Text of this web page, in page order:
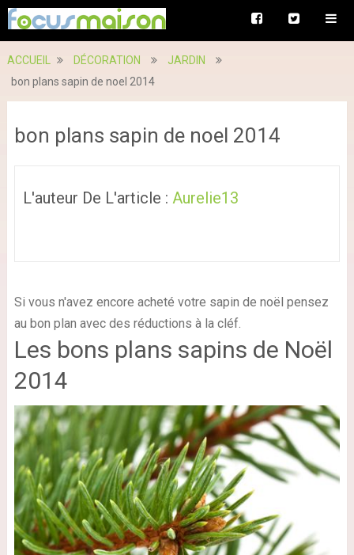
ACCUEIL DÉCORATION
JARDIN
bon plans sapin de noel 2014
bon plans sapin de noel 2014
L'auteur De L'article : Aurelie13
Si vous n'avez encore acheté votre sapin de noël pensez
au bon plan avec des réductions à la cléf.
Les bons plans sapins de Noël
2014